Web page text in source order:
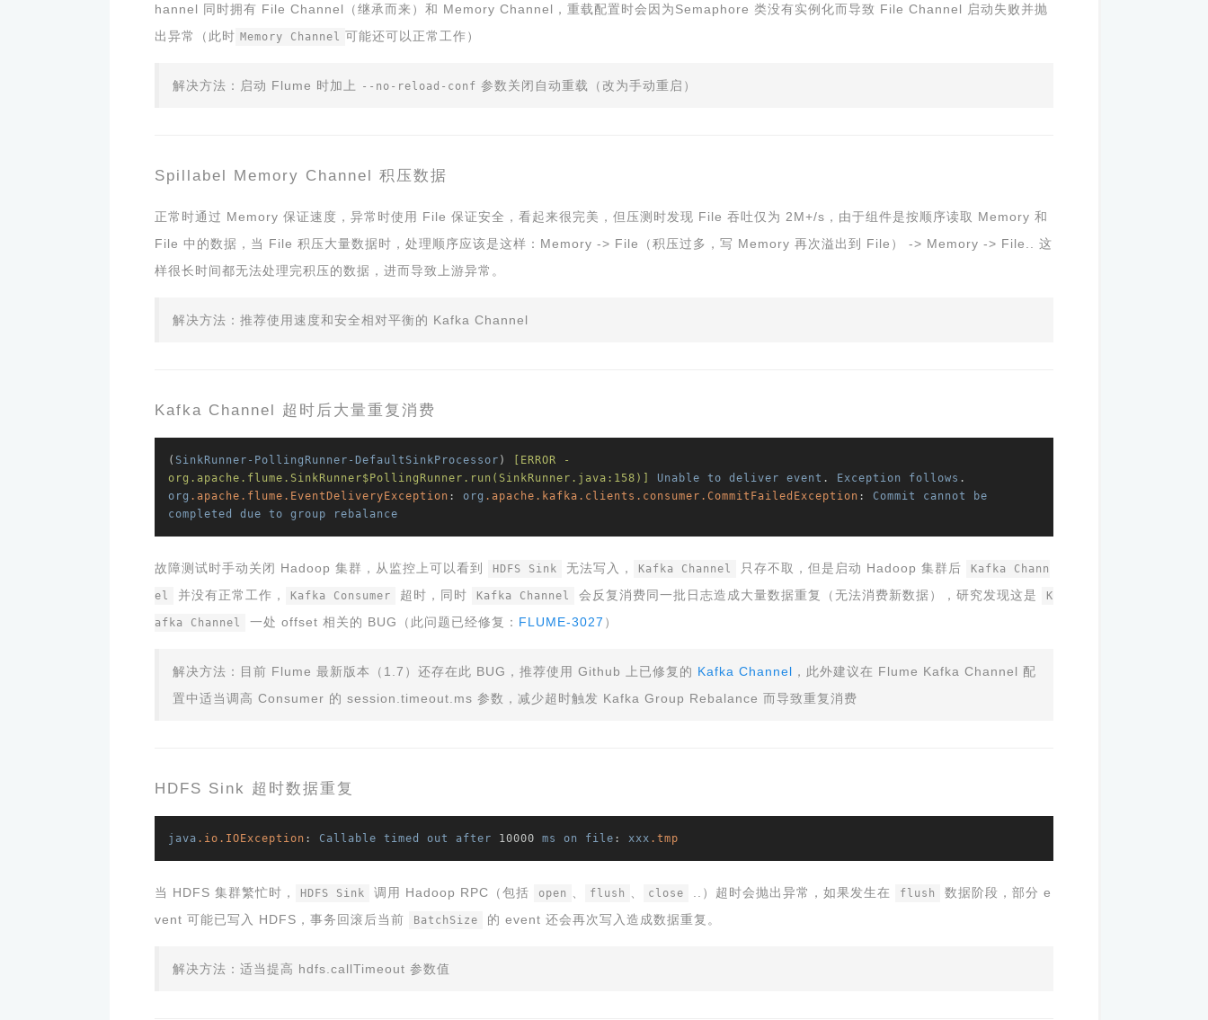
hannel 同时拥有 File Channel（继承而来）和 Memory Channel，重载配置时会因为Semaphore 类没有实例化而导致 File Channel 启动失败并抛
出异常（此时 Memory Channel 可能还可以正常工作）
解决方法：启动 Flume 时加上 --no-reload-conf 参数关闭自动重载（改为手动重启）
Spillabel Memory Channel 积压数据
正常时通过 Memory 保证速度，异常时使用 File 保证安全，看起来很完美，但压测时发现 File 吞吐仅为 2M+/s，由于组件是按顺序读取 Memory 和
File 中的数据，当 File 积压大量数据时，处理顺序应该是这样：Memory -> File（积压过多，写 Memory 再次溢出到 File） -> Memory -> File.. 这
样很长时间都无法处理完积压的数据，进而导致上游异常。
解决方法：推荐使用速度和安全相对平衡的 Kafka Channel
Kafka Channel 超时后大量重复消费
( SinkRunner-PollingRunner-DefaultSinkProcessor )
[ERROR -
org.apache.flume.SinkRunner$PollingRunner.run(SinkRunner.java:158)]
Unable to deliver event . Exception follows
org .apache .flume .EventDeliveryException : org .apache .kafka .clients .consumer .CommitFailedException : Commit cannot
be
completed
due to group rebalance
故障测试时手动关闭 Hadoop 集群，从监控上可以看到 HDFS Sink 无法写入， Kafka Channel 只存不取，但是启动 Hadoop 集群后 Kafka Chann
el 并没有正常工作， Kafka Consumer 超时，同时 Kafka Channel 会反复消费同一批日志造成大量数据重复（无法消费新数据），研究发现这是 K
afka Channel 一处 offset 相关的 BUG（此问题已经修复： FLUME-3027 ）
解决方法：目前 Flume 最新版本（1.7）还存在此 BUG，推荐使用 Github 上已修复的 Kafka Channel ，此外建议在 Flume Kafka Channel 配
置中适当调高 Consumer 的 session.timeout.ms 参数，减少超时触发 Kafka Group Rebalance 而导致重复消费
HDFS Sink 超时数据重复
java .io .IOException : Callable timed out after 10000 ms on file : xxx .tmp
当 HDFS 集群繁忙时， HDFS Sink 调用 Hadoop RPC（包括 open flush close ..）超时会抛出异常，如果发生在 flush
数据阶段，部分 e
vent 可能已写入 HDFS，事务回滚后当前
BatchSize 的 event 还会再次写入造成数据重复。
解决方法：适当提高 hdfs.callTimeout 参数值